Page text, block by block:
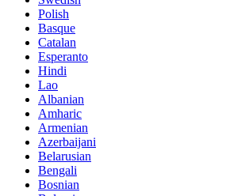
Polish
Basque
Catalan
Esperanto
Hindi
Lao
Albanian
Amharic
Armenian
Azerbaijani
Belarusian
Bengali
Bosnian